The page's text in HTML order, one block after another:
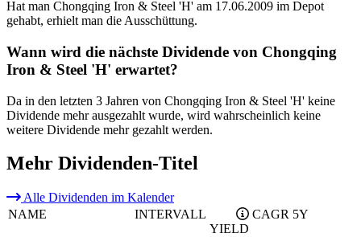
Hat man Chongqing Iron & Steel 'H' am 17.06.2009 im Depot
gehabt, erhielt man die Ausschüttung.
Wann wird die nächste Dividende von Chongqing
Iron & Steel 'H' erwartet?
Da in den letzten 3 Jahren von Chongqing Iron & Steel 'H' keine
Dividende mehr ausgezahlt wurde, wird wahrscheinlich keine
weitere Dividende mehr gezahlt werden.
Mehr Dividenden-Titel
Alle Dividenden im Kalender
NAME
INTERVALL
YIELD
CAGR 5Y